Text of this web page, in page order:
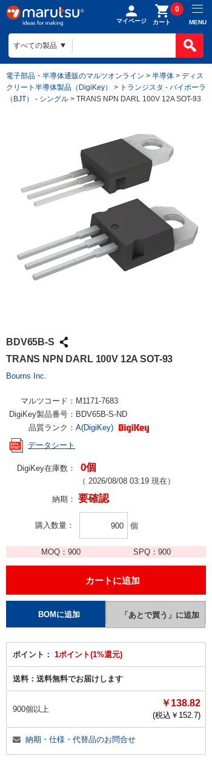
マイページ カート
0
MENU
電子部品・半導体通販のマルツオンライン > 半導体 > ディス
クリート半導体製品（DigiKey）
> トランジスタ - バイポーラ
（BJT） - シングル > TRANS NPN DARL 100V 12A SOT-93
BDV65B-S
TRANS NPN DARL 100V 12A SOT-93
Bourns Inc.
マルツコード： M1171-7683
DigiKey製品番号： BDV65B-S-ND
品質ランク： A(DigiKey)
データシート
DigiKey在庫数： 0個
（ 2026/08/08 03:19 現在）
納期： 要確認
購入数量 個
MOQ：900 SPQ： 900
ポイント： 1ポイント(1%還元)
送料： 送料無料でお届けします
900個以上
￥138.82
(税込￥ 152.7)
納期・仕様・代替品のお問合せ